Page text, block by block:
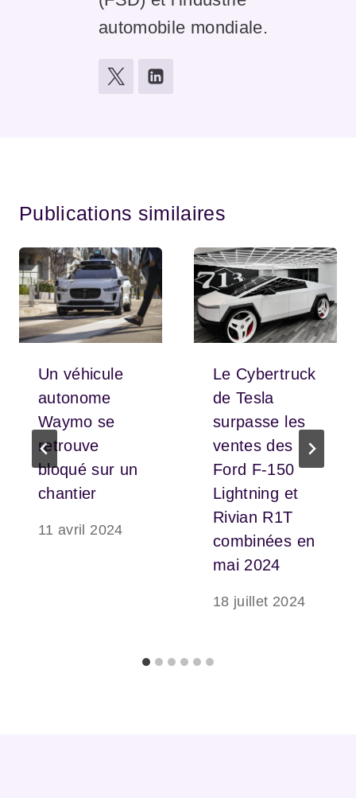
automobile mondiale.
Publications similaires
Un véhicule
autonome
Waymo se
retrouve
bloqué sur un
chantier
11 avril 2024
Le Cybertruck
de Tesla
surpasse les
ventes des
Ford F-150
Lightning et
Rivian R1T
combinées en
mai 2024
18 juillet 2024